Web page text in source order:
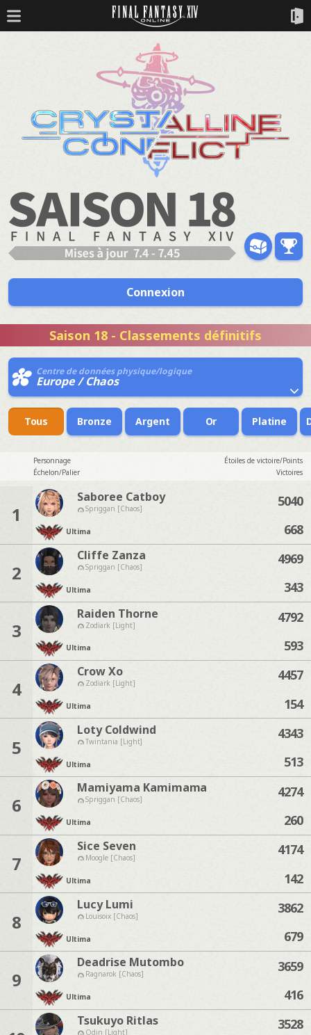
Connexion
Saison 18 - Classements définitifs
Centre de données physique/logique
Europe / Chaos
Tous Bronze Argent Or Platine
Personnage
Étoiles de victoire/Points
Échelon/Palier
Victoires
1
Saboree Catboy
Spriggan [Chaos]
Ultima
5040
668
2
Cliffe Zanza
Spriggan [Chaos]
Ultima
4969
343
3
Raiden Thorne
Zodiark [Light]
Ultima
4792
593
4
Crow Xo
Zodiark [Light]
Ultima
4457
154
5
Loty Coldwind
Twintania [Light]
Ultima
4343
513
6
Mamiyama Kamimama
Spriggan [Chaos]
Ultima
4274
260
7
Sice Seven
Moogle [Chaos]
Ultima
4174
142
8
Lucy Lumi
Louisoix [Chaos]
Ultima
3862
679
9
Deadrise Mutombo
Ragnarok [Chaos]
Ultima
3659
416
Tsukuyo Ritlas
Odin [Light]
3528